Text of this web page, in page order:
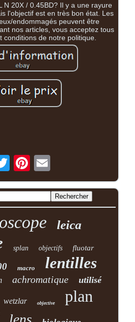
N 20X / 0.45BD? Il y a une rayure
l'objectif est en très bon état. Les
endommagés peuvent être
nos articles, vous acceptez tous
conditions de notre politique.
leica
splan objectifs fluotar
macro lentilles
achromatique utilisé
wetzlar objective plan